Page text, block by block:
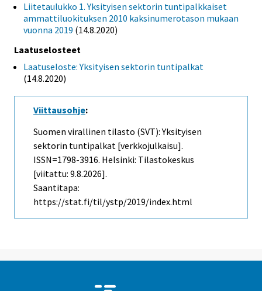
Liitetaulukko 1. Yksityisen sektorin tuntipalkkaiset
ammattiluokituksen 2010 kaksinumerotason mukaan
vuonna 2019 (14.8.2020)
Laatuselosteet
Laatuseloste: Yksityisen sektorin tuntipalkat
(14.8.2020)
Viittausohje:
Suomen virallinen tilasto (SVT): Yksityisen
sektorin tuntipalkat [verkkojulkaisu].
ISSN=1798-3916. Helsinki: Tilastokeskus
[viitattu: 9.8.2026].
Saantitapa:
https://stat.fi/til/ystp/2019/index.html